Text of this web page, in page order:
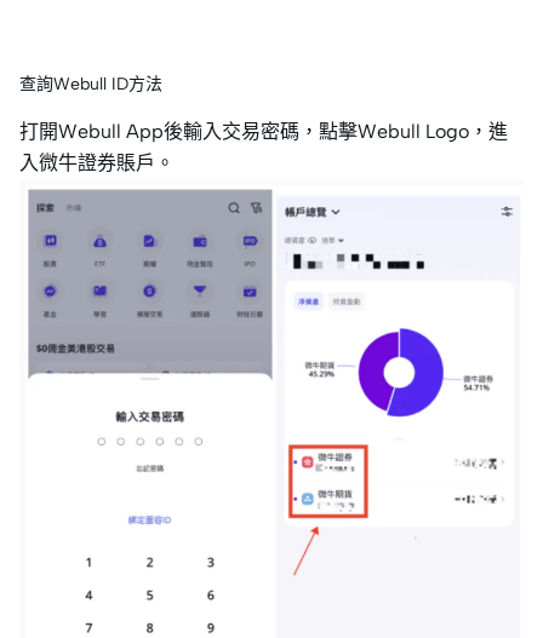
查詢Webull ID方法
打開Webull App後輸入交易密碼，點擊Webull Logo，進
入微牛證券賬戶。